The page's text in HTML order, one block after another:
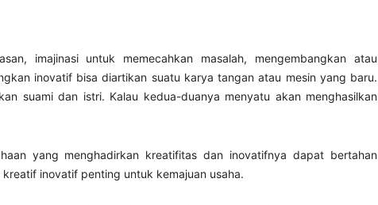
imajinasi untuk memecahkan masalah, mengembangkan atau
inovatif bisa diartikan suatu karya tangan atau mesin yang baru.
suami dan istri. Kalau kedua-duanya menyatu akan menghasilkan
yang menghadirkan kreatifitas dan inovatifnya dapat bertahan
inovatif penting untuk kemajuan usaha.